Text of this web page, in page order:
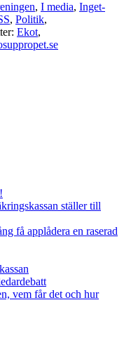
, I media, Inget-
, Politik,
Ekot,
ställer till
få applådera en raserad
vem får det och hur